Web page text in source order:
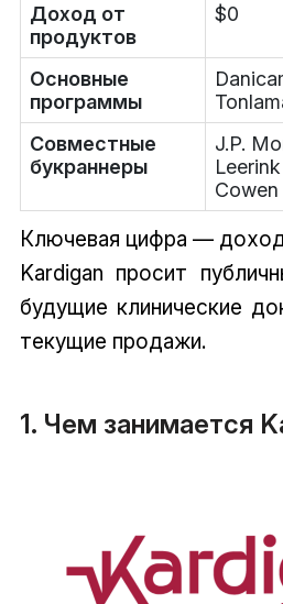
Доход от
продуктов
$0
Основные
программы
Совместные
букраннеры
J.P.
Cowen
Ключевая цифра —
Kardigan просит
будущие клинические
текущие продажи.
1. Чем занимается